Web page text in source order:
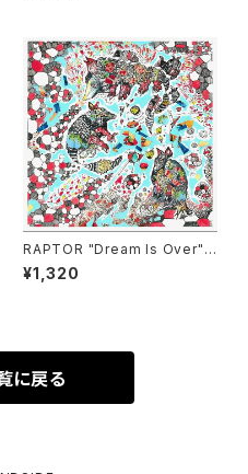
RAPTOR "Dream Is Over"
CD
¥1,320
に戻る